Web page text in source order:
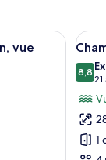
moderne dotée
vue
les
pour
ce
6
8,8
8,821
1